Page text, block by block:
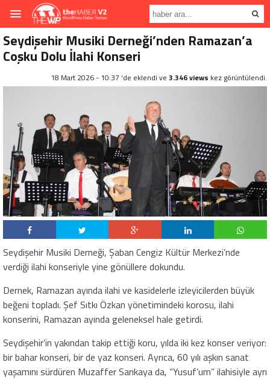
Seydişehir Musiki Derneği’nden Ramazan’a
Coşku Dolu İlahi Konseri
18 Mart 2026 - 10:37 'de eklendi ve 3.346 views kez görüntülendi.
Seydişehir Musiki Derneği, Şaban Cengiz Kültür Merkezi’nde
verdiği ilahi konseriyle yine gönüllere dokundu.
Dernek, Ramazan ayında ilahi ve kasidelerle izleyicilerden büyük
beğeni topladı. Şef Sıtkı Özkan yönetimindeki korosu, ilahi
konserini, Ramazan ayında geleneksel hale getirdi.
Seydişehir’in yakından takip ettiği koru, yılda iki kez konser veriyor:
bir bahar konseri, bir de yaz konseri. Ayrıca, 60 yılı aşkın sanat
yaşamını sürdüren Muzaffer Sarıkaya da, “Yusuf’um” ilahisiyle ayrı